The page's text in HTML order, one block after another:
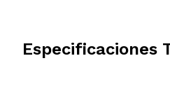
Especificaciones